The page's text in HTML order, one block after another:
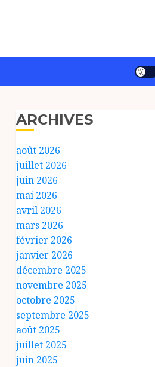
ARCHIVES
août 2026
juillet 2026
juin 2026
mai 2026
avril 2026
mars 2026
février 2026
janvier 2026
décembre 2025
novembre 2025
octobre 2025
septembre 2025
août 2025
juillet 2025
juin 2025